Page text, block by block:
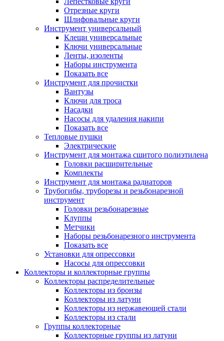
Отрезные круги
Шлифовальные круги
Инструмент универсальный
Клещи универсальные
Ключи универсальные
Ленты, изоленты
Наборы инструмента
Показать все
Инструмент для прочистки
Вантузы
Ключи для троса
Насадки
Насосы для удаления накипи
Показать все
Тепловые пушки
Электрические
Инструмент для монтажа сшитого полиэтилена
Головки расширительные
Комплекты
Инструмент для монтажа радиаторов
Трубогибы, труборезы и резьбонарезной
инструмент
Головки резьбонарезные
Клуппы
Метчики
Наборы резьбонарезного инструмента
Показать все
Установки для опрессовки
Насосы для опрессовки
Коллекторы и коллекторные группы
Коллекторы распределительные
Коллекторы из бронзы
Коллекторы из латуни
Коллекторы из нержавеющей стали
Коллекторы из стали
Группы коллекторные
Коллекторные группы из латуни